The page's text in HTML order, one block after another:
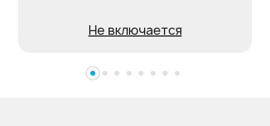
Не включается